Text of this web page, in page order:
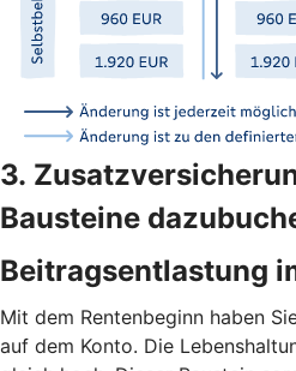
3.
Bausteine
Beitragsentlastung
Mit dem Rentenbeginn haben
auf dem Konto. Die